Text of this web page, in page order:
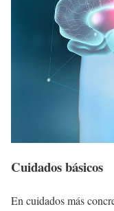
Cuidados básicos
En cuidados más